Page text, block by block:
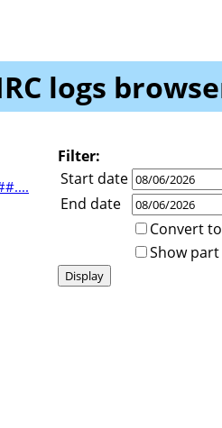
logs
Filter:
Start date
End date
Convert
Show